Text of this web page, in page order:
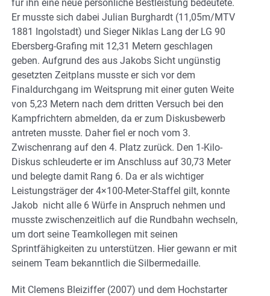
für ihn eine neue persönliche Bestleistung bedeutete.
Er musste sich dabei Julian Burghardt (11,05m/MTV
1881 Ingolstadt) und Sieger Niklas Lang der LG 90
Ebersberg-Grafing mit 12,31 Metern geschlagen
geben. Aufgrund des aus Jakobs Sicht ungünstig
gesetzten Zeitplans musste er sich vor dem
Finaldurchgang im Weitsprung mit einer guten Weite
von 5,23 Metern nach dem dritten Versuch bei den
Kampfrichtern abmelden, da er zum Diskusbewerb
antreten musste. Daher fiel er noch vom 3.
Zwischenrang auf den 4. Platz zurück. Den 1-Kilo-
Diskus schleuderte er im Anschluss auf 30,73 Meter
und belegte damit Rang 6. Da er als wichtiger
Leistungsträger der 4×100-Meter-Staffel gilt, konnte
Jakob nicht alle 6 Würfe in Anspruch nehmen und
musste zwischenzeitlich auf die Rundbahn wechseln,
um dort seine Teamkollegen mit seinen
Sprintfähigkeiten zu unterstützen. Hier gewann er mit
seinem Team bekanntlich die Silbermedaille.
Mit Clemens Bleiziffer (2007) und dem Hochstarter